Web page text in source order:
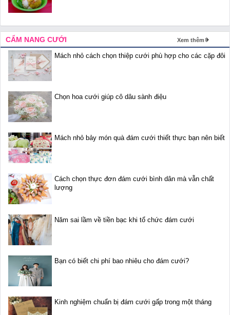
CẨM NANG CƯỚI Xem thêm
Mách nhỏ cách chọn thiệp cưới phù hợp cho các cặp đôi
Chọn hoa cưới giúp cô dâu sành điệu
Mách nhỏ bảy món quà đám cưới thiết thực bạn nên biết
Cách chọn thực đơn đám cưới bình dân mà vẫn chất
lượng
Năm sai lầm về tiền bạc khi tổ chức đám cưới
Bạn có biết chi phí bao nhiêu cho đám cưới?
Kinh nghiệm chuẩn bị đám cưới gấp trong một tháng